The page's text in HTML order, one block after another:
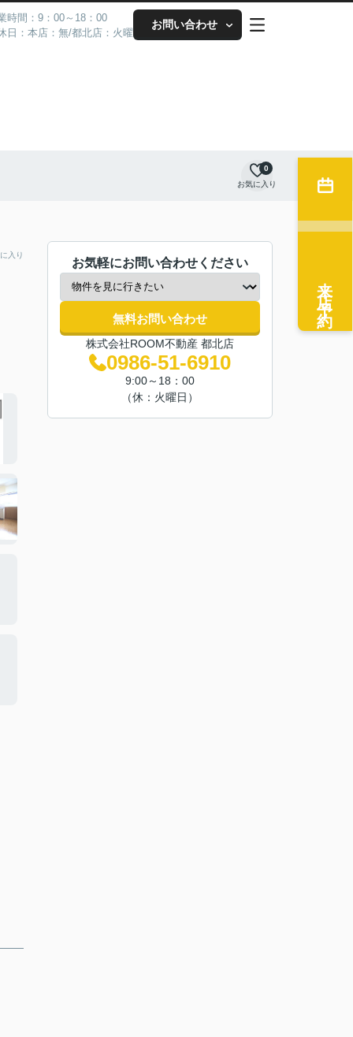
時間：9：00～18：00
日：本店：無/都北店：火曜
お問い合わせ
お気に入り
0
入り
お気軽にお問い合わせください
無料お問い合わせ
株式会社ROOM不動産 都北店
0986-51-6910
9:00～18：00
（休：火曜日）
来店予約